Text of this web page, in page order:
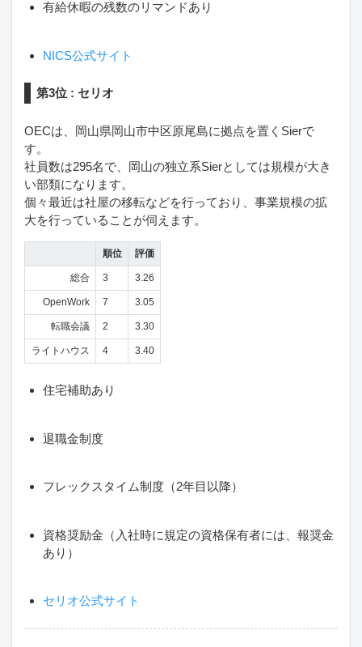
有給休暇の残数のリマンドあり
NICS公式サイト
第3位 : セリオ
OECは、岡山県岡山市中区原尾島に拠点を置くSierで
す。
社員数は295名で、岡山の独立系Sierとしては規模が大き
い部類になります。
個々最近は社屋の移転などを行っており、事業規模の拡
大を行っていることが伺えます。
順位 評価
総合 3 3.26
OpenWork 7 3.05
転職会議 2 3.30
ライトハウス 4 3.40
住宅補助あり
退職金制度
フレックスタイム制度（2年目以降）
資格奨励金（入社時に規定の資格保有者には、報奨金
あり）
セリオ公式サイト